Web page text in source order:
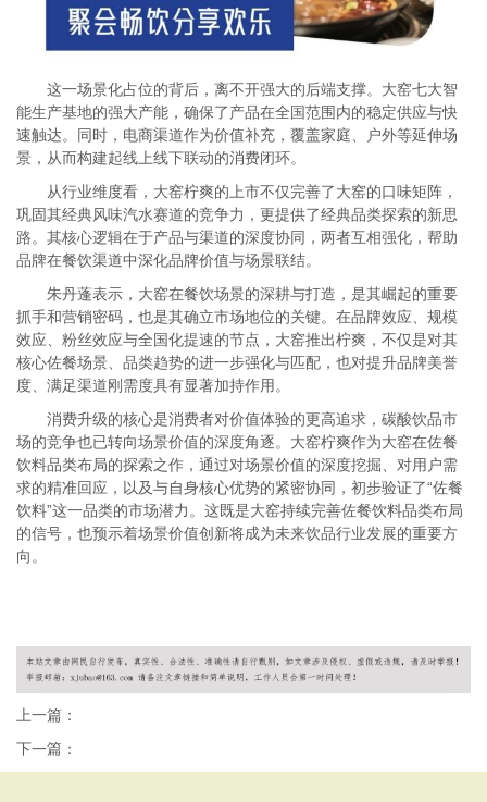
这一场景化占位的背后，离不开强大的后端支撑。大窑七大智
能生产基地的强大产能，确保了产品在全国范围内的稳定供应与快
速触达。同时，电商渠道作为价值补充，覆盖家庭、户外等延伸场
景，从而构建起线上线下联动的消费闭环。
从行业维度看，大窑柠爽的上市不仅完善了大窑的口味矩阵，
巩固其经典风味汽水赛道的竞争力，更提供了经典品类探索的新思
路。其核心逻辑在于产品与渠道的深度协同，两者互相强化，帮助
品牌在餐饮渠道中深化品牌价值与场景联结。
朱丹蓬表示，大窑在餐饮场景的深耕与打造，是其崛起的重要
抓手和营销密码，也是其确立市场地位的关键。在品牌效应、规模
效应、粉丝效应与全国化提速的节点，大窑推出柠爽，不仅是对其
核心佐餐场景、品类趋势的进一步强化与匹配，也对提升品牌美誉
度、满足渠道刚需度具有显著加持作用。
消费升级的核心是消费者对价值体验的更高追求，碳酸饮品市
场的竞争也已转向场景价值的深度角逐。大窑柠爽作为大窑在佐餐
饮料品类布局的探索之作，通过对场景价值的深度挖掘、对用户需
求的精准回应，以及与自身核心优势的紧密协同，初步验证了“佐餐
饮料”这一品类的市场潜力。这既是大窑持续完善佐餐饮料品类布局
的信号，也预示着场景价值创新将成为未来饮品行业发展的重要方
向。
上一篇：
下一篇：